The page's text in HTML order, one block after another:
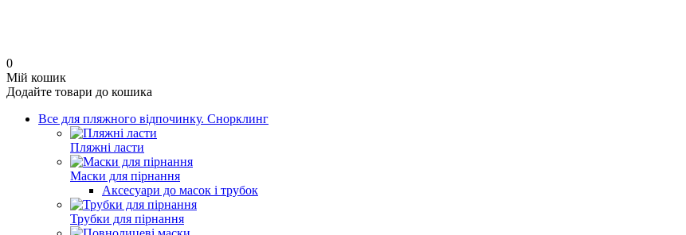
0
Мій кошик
Додайте товари до кошика
Все для пляжного відпочинку. Снорклинг
Пляжні ласти
Маски для пірнання
Аксесуари до масок і трубок
Трубки для пірнання